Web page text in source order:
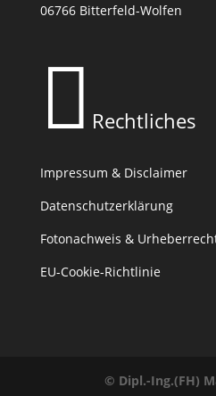
06766 Bitterfeld-Wolfen
 Rechtliches
Impressum & Disclaimer
Datenschutzerklärung
Fotonachweis &
EU-Cookie-Richtlinie
© Dipl.-Ing.(FH)